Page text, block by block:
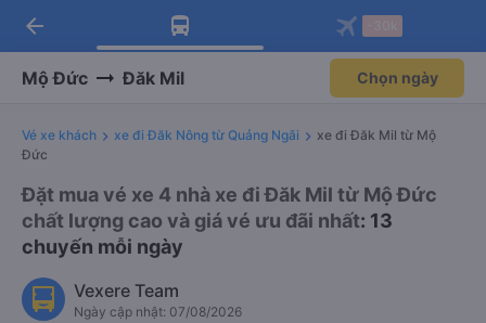
Tải app Vexere ngay!
Nhận ưu đãi thành viên độc
Mở app
Tải app Vexere
-30k/ghế khi đặt vé máy bay qua
Mở app
arrow_back
Mộ Đức Đăk Mil Chọn ngày
Vé xe khách xe đi Đăk Nông từ Quảng Ngãi
xe đi Đăk Mil từ Mộ
Đức
Đặt mua vé xe 4 nhà xe đi Đăk Mil từ Mộ Đức
chất lượng cao và giá vé ưu đãi nhất: 13
chuyến mỗi ngày
Vexere Team
Ngày cập nhật: 07/08/2026